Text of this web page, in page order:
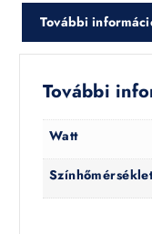
További
További
Watt